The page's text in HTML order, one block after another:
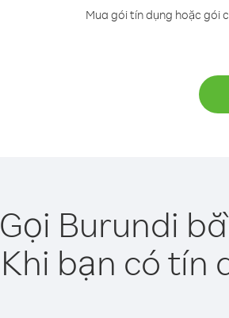
Mua gói tín dụng hoặc gói
Gọi Burundi
Khi bạn có tín